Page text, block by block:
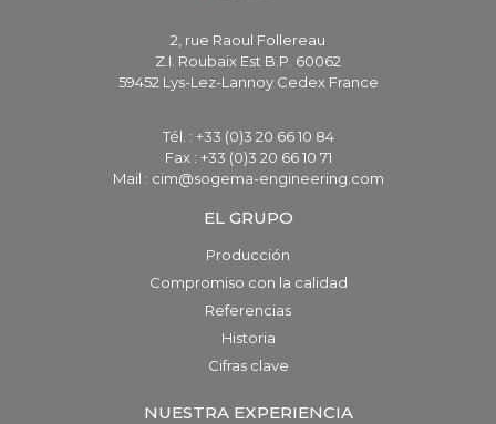
2, rue Raoul Follereau
Z.I. Roubaix Est B.P. 60062
59452 Lys-Lez-Lannoy Cedex France
Tél. : +33 (0)3 20 66 10 84
Fax : +33 (0)3 20 66 10 71
Mail : cim@sogema-engineering.com
EL GRUPO
Producción
Compromiso con la calidad
Referencias
Historia
Cifras clave
NUESTRA EXPERIENCIA